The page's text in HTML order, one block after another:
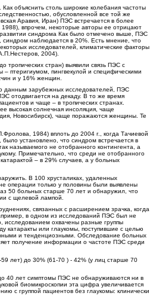
объяснить столь широкие колебания частоты
обусловленной все той же
Аравия, Иран) ПЭС встречается в более
впрочем, некоторые авторы ее отрицают
синдрома Как было отмечено выше, ПЭС
синдром наблюдается в 20%. Есть мнение, что
исследователей, климатические факторы
2004).
тропических стран) выявили связь ПЭС с
птеригиумом, пингвекулой и специфическими
и у 16% женщин.
данным зарубежных исследователей, ПЭС
отодвигается на декаду. В то же время
и чаще – в тропических странах.
высокая солнечная инсоляция, чаще
Новосибирск), чаще поражаются женщины. Те
1984) вплоть до 2004 г., когда Тачиевой
установлено, что синдром встречается в
называемого не отобранного контингента, а
Примечательно, что среди не отобранного
– в 29% случаев, а у больных
В 100 хрусталиках, удаленных
операции только у половины были выявлены
50 больных старше 70 лет и обнаружил, что
с щелевой лампой.
связанных с расширением зрачка, когда
в одном из исследований ПЭС был не
исследованием охвачены разные группы
катаракты или глаукомы, поступившие с целью
и тенденциозными. Обследование больных
получение информации о частоте ПЭС среди
лет) до 30% (61-70 ) - 42% (у лиц старше 70
40 лет симптомы ПЭС не обнаруживаются ни в
биомикроскопии эта цифра увеличивается
с группой пациентов без глаукомы: клинически